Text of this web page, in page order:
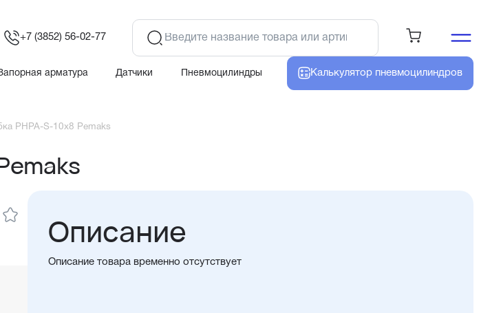
+7 (3852) 56-02-77
арматура Датчики Пневмоцилиндры Калькулятор пневмоцилиндров
PHPA-S-10x8 Pemaks
Описание
Описание товара временно отсутствует